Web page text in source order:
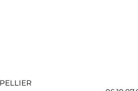
34000